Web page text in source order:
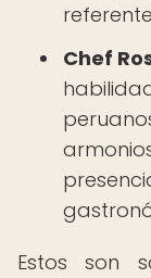
Chef
Estos son